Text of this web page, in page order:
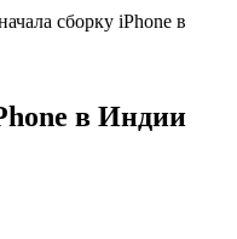
сборку iPhone в
в Индии